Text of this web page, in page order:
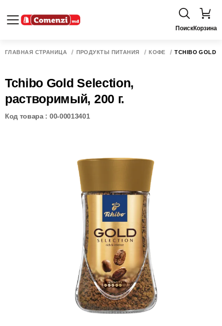
ПоискКорзина
ГЛАВНАЯ СТРАНИЦА ПРОДУКТЫ ПИТАНИЯ КОФЕ TCHIBO GOLD
Tchibo Gold Selection,
растворимый, 200 г.
Код товара : 00-00013401